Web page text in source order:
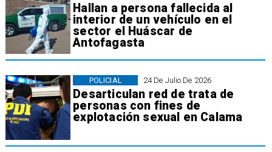
Hallan a persona fallecida al
interior de un vehículo en el
sector el Huáscar de
Antofagasta
24 De Julio De 2026
Desarticulan red de trata de
personas con fines de
explotación sexual en Calama
POLICIAL